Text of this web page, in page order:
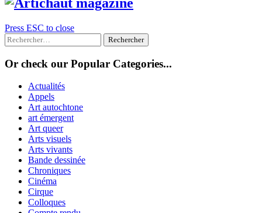
Press ESC to close
Rechercher :
Or check our Popular Categories...
Actualités
Appels
Art autochtone
art émergent
Art queer
Arts visuels
Arts vivants
Bande dessinée
Chroniques
Cinéma
Cirque
Colloques